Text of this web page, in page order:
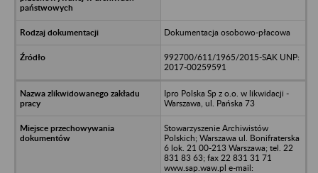
Dokumentacja osobowo-płacowa
992700/611/1965/2015-SAK UNP:
2017-00259591
Ipro Polska Sp z o.o. w likwidacji -
Warszawa, ul. Pańska 73
Stowarzyszenie Archiwistów
Polskich; Warszawa ul. Bonifraterska
6 lok. 21 00-213 Warszawa; tel. 22
831 83 63; fax 22 831 31 71
www.sap.waw.pl e-mail: